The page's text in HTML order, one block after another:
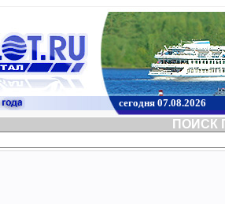
сегодня 07.08.2026
ПОИСК